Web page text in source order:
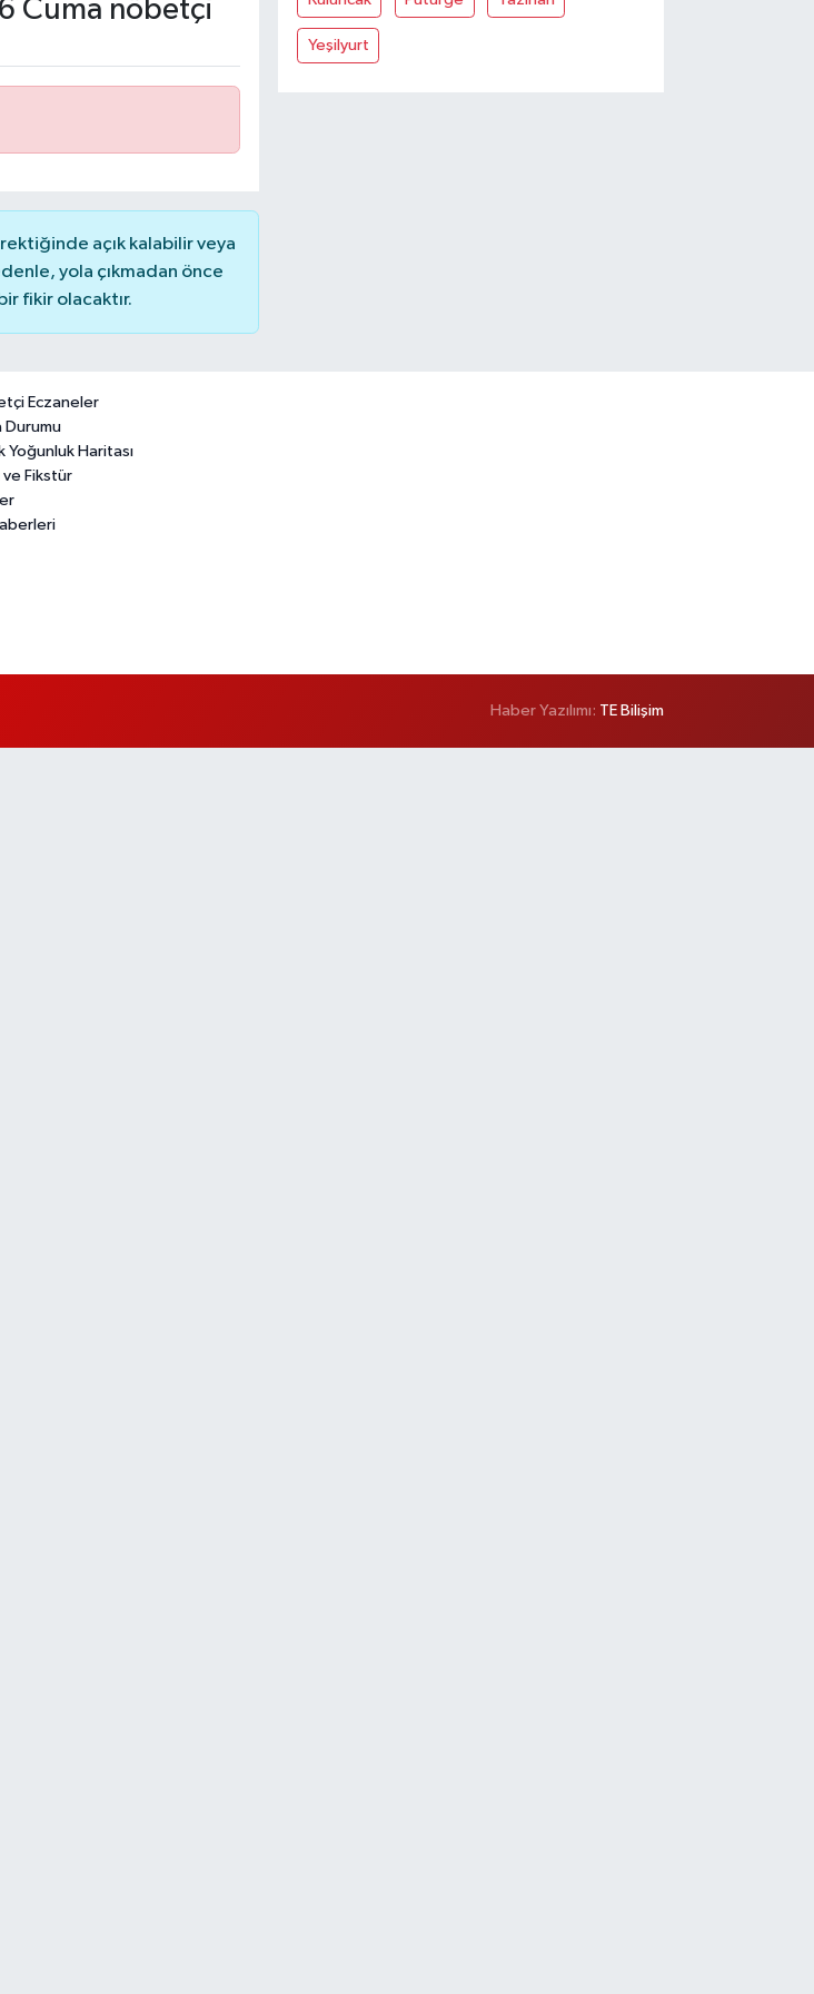
Cuma nöbetçi
açık kalabilir veya
yola çıkmadan önce
fikir olacaktır.
Yeşilyurt
Eczaneler
Durumu
Yoğunluk Haritası
ve Fikstür
Haber Yazılımı: TE Bilişim